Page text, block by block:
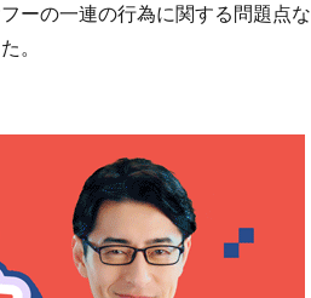
ーの一連の行為に関する問題点な
。